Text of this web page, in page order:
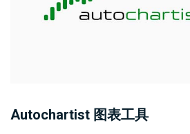
Autochartist 图表工具